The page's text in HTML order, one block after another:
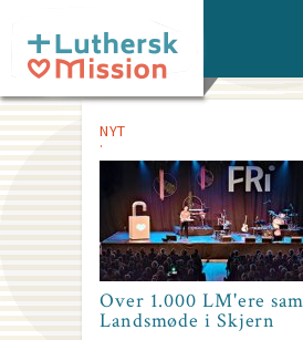
main
content
NYT
Over 1.000 LM'ere
Landsmøde i Skjern